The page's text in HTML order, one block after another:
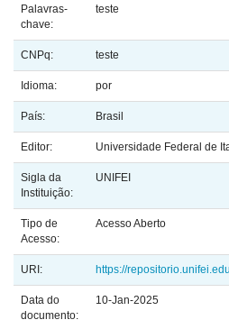
Palavras-
chave:
teste
CNPq: teste
Idioma: por
País: Brasil
Editor: Universidade Federal de
Sigla da
Instituição:
UNIFEI
Tipo de
Acesso:
Acesso Aberto
URI: https://
Data do
documento:
10-Jan-2025